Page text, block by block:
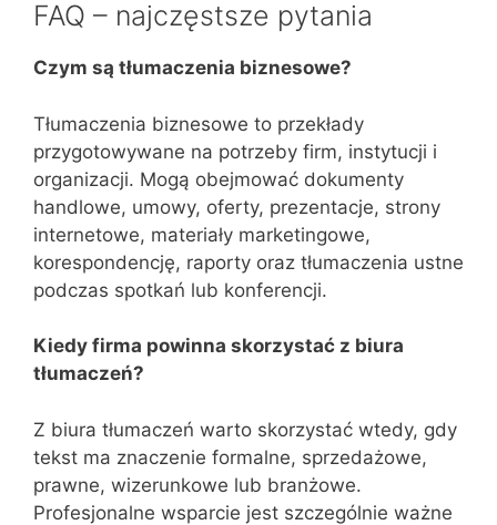
FAQ – najczęstsze pytania
Czym są tłumaczenia biznesowe?
Tłumaczenia biznesowe to przekłady
przygotowywane na potrzeby firm, instytucji i
organizacji. Mogą obejmować dokumenty
handlowe, umowy, oferty, prezentacje, strony
internetowe, materiały marketingowe,
korespondencję, raporty oraz tłumaczenia ustne
podczas spotkań lub konferencji.
Kiedy firma powinna skorzystać z biura
tłumaczeń?
Z biura tłumaczeń warto skorzystać wtedy, gdy
tekst ma znaczenie formalne, sprzedażowe,
prawne, wizerunkowe lub branżowe.
Profesjonalne wsparcie jest szczególnie ważne